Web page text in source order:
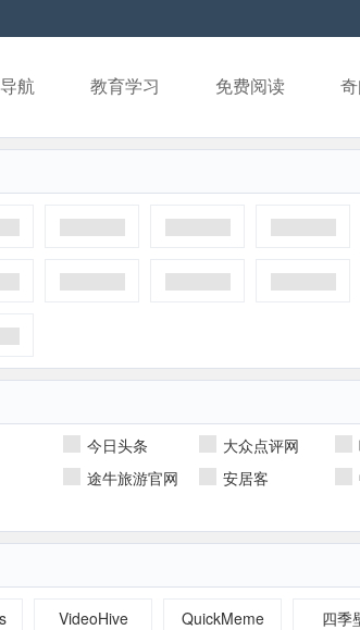
航 教育学习 免费阅读
今日头条 大众点评网
途牛旅游官网 安居客
VideoHive QuickMeme 四季